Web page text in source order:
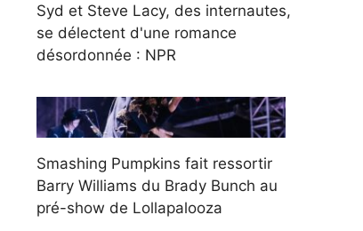
Syd et Steve Lacy, des internautes,
se délectent d'une romance
désordonnée : NPR
Smashing Pumpkins fait ressortir
Barry Williams du Brady Bunch au
pré-show de Lollapalooza